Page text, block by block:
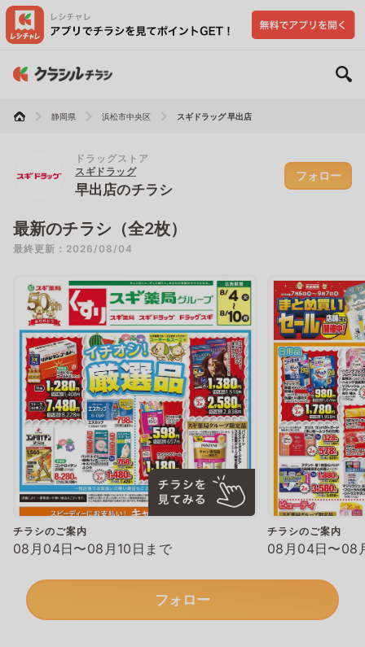
静岡県 浜松市中央区 スギドラッグ 早出店
ドラッグストア
スギドラッグ
早出店のチラシ
フォロー
最新のチラシ（全2枚）
最終更新：2026/08/04
チラシのご案内
08月04日〜08月10日まで
チラシのご案内
08月04日〜08
フォロー